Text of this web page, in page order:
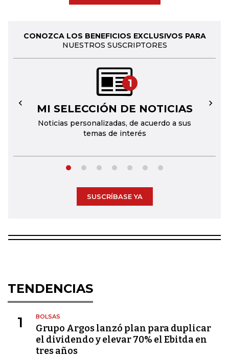
CONOZCA LOS BENEFICIOS EXCLUSIVOS PARA
NUESTROS SUSCRIPTORES
1
MI SELECCIÓN DE NOTICIAS
Noticias personalizadas, de acuerdo a sus
temas de interés
← →
SUSCRÍBASE YA
TENDENCIAS
1 BOLSAS
Grupo Argos lanzó plan para duplicar
el dividendo y elevar 70% el Ebitda en
tres años